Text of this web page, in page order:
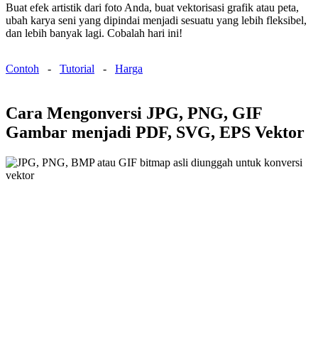
Buat efek artistik dari foto Anda, buat vektorisasi grafik atau peta,
ubah karya seni yang dipindai menjadi sesuatu yang lebih fleksibel,
dan lebih banyak lagi. Cobalah hari ini!
Contoh - Tutorial - Harga
Cara Mengonversi JPG, PNG, GIF
Gambar menjadi PDF, SVG, EPS Vektor